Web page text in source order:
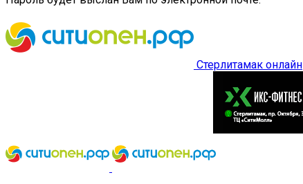
Стерлитамак онлайн